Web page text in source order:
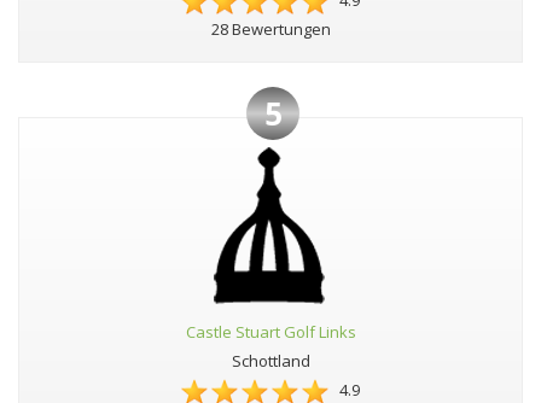
28 Bewertungen
5
Castle Stuart Golf Links
Schottland
4.9